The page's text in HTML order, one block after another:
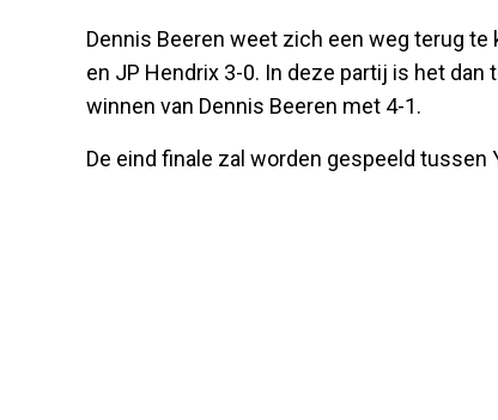
Dennis Beeren weet zich een weg terug te
en JP Hendrix 3-0. In deze partij is het
winnen van Dennis Beeren met 4-1.
De eind finale zal worden gespeeld tussen